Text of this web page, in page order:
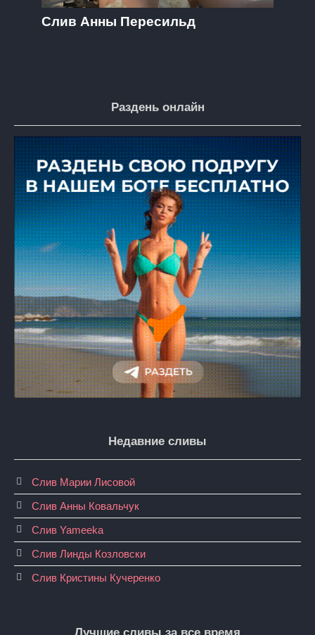
Слив Анны Пересильд
Раздень онлайн
Недавние сливы
Слив Марии Лисовой
Слив Анны Ковальчук
Слив Yameeka
Слив Линды Козловски
Слив Кристины Кучеренко
Лучшие сливы за все время